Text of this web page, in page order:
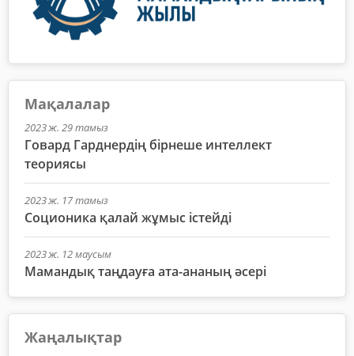
Мақалалар
2023 ж. 29 тамыз
Говард Гарднердің бірнеше интеллект
теориясы
2023 ж. 17 тамыз
Соционика қалай жұмыс істейді
2023 ж. 12 маусым
Мамандық таңдауға ата-ананың әсері
Жаңалықтар